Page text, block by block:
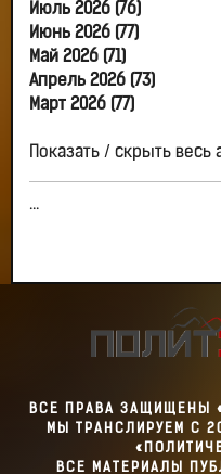
Июль 2026 (76)
Июнь 2026 (77)
Май 2026 (71)
Апрель 2026 (73)
Март 2026 (77)
Показать / скрыть весь
...
ВСЕ ПРАВА ЗАЩИЩЕНЫ
МЫ ТРАНСЛИРУЕМ С
ВСЕ МАТЕРИАЛЫ